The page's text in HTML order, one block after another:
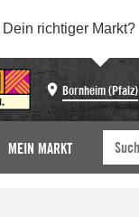
Dein richtiger Markt?
Bornheim (Pfalz)
MEIN MARKT